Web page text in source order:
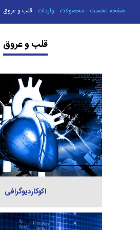
صفحه نخست محصولات واردات قلب و عروق
قلب و عروق
اکوکاردیوگرافی